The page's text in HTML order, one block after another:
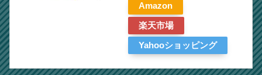
Amazon
楽天市場
Yahooショッピング